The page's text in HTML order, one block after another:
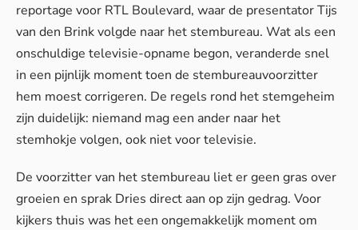
reportage voor RTL Boulevard, waar de presentator Tijs
van den Brink volgde naar het stembureau. Wat als een
onschuldige televisie-opname begon, veranderde snel
in een pijnlijk moment toen de stembureauvoorzitter
hem moest corrigeren. De regels rond het stemgeheim
zijn duidelijk: niemand mag een ander naar het
stemhokje volgen, ook niet voor televisie.
De voorzitter van het stembureau liet er geen gras over
groeien en sprak Dries direct aan op zijn gedrag. Voor
kijkers thuis was het een ongemakkelijk moment om